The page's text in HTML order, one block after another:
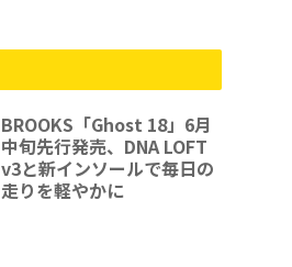
BROOKS「Ghost 18」6月
中旬先行発売、DNA LOFT
v3と新インソールで毎日の
走りを軽やかに